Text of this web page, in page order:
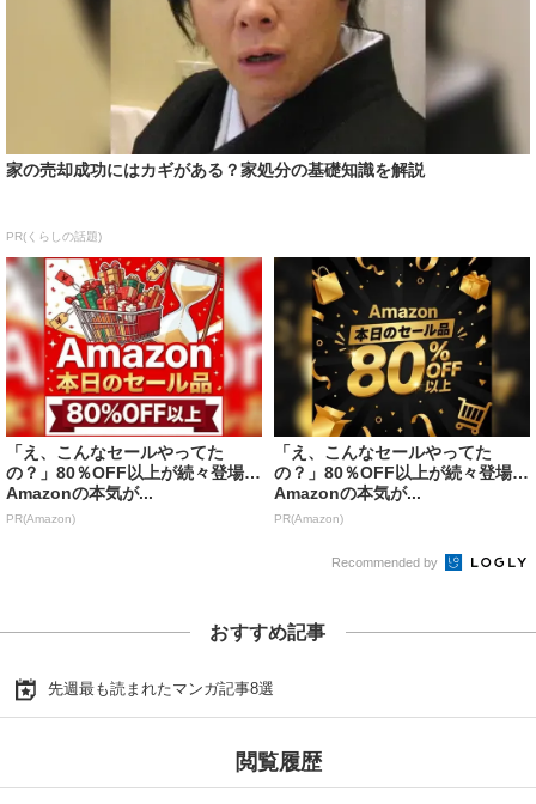
家の売却成功にはカギがある？家処分の基礎知識を解説
PR(くらしの話題)
「え、こんなセールやってた
の？」80％OFF以上が続々登場！
Amazonの本気が...
PR(Amazon)
「え、こんなセールやってた
の？」80％OFF以上が続々登場！
Amazonの本気が...
PR(Amazon)
Recommended by
おすすめ記事
先週最も読まれたマンガ記事8選
閲覧履歴